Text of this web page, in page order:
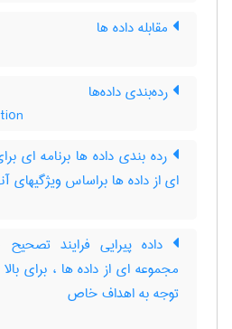
مقابله داده ها
رده‌بندی داده‌ها
رده بندی داده ها برنامه ای
ای از داده ها براساس ویژگیهای
داده پیرایی فرایند
مجموعه ای از داده ها ، برای
توجه به اهداف خاص